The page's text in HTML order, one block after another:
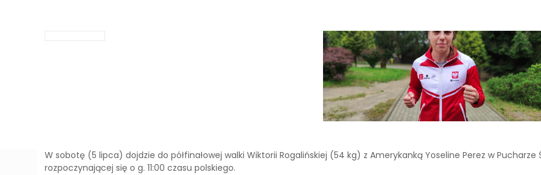
W sobotę (5 lipca) dojdzie do półfinałowej walki Wiktorii Rogalińskiej (54 kg) z Amerykanką Yoseline Perez w
rozpoczynającej się o g. 11:00 czasu polskiego.